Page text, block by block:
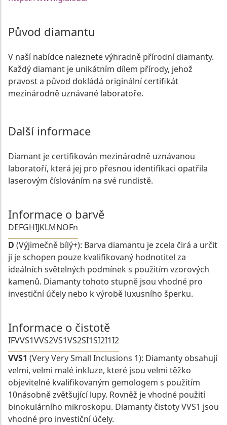
Původ diamantu
V naší nabídce naleznete výhradně přírodní diamanty.
Každý diamant je unikátním dílem přírody, jehož
pravost a původ dokládá originální certifikát
mezinárodně uznávané laboratoře.
Další informace
Diamant je certifikován mezinárodně uznávanou
laboratoří, která jej pro přesnou identifikaci opatřila
laserovým číslováním na své rundistě.
Informace o barvě
DEFGHIJKLMNOFn
D (Výjimečně bílý+): Barva diamantu je zcela čirá a určit
ji je schopen pouze kvalifikovaný hodnotitel za
ideálních světelných podmínek s použitím vzorových
kamenů. Diamanty tohoto stupně jsou vhodné pro
investiční účely nebo k výrobě luxusního šperku.
Informace o čistotě
IFVVS1VVS2VS1VS2SI1SI2I1I2
VVS1 (Very Very Small Inclusions 1): Diamanty obsahují
velmi, velmi malé inkluze, které jsou velmi těžko
objevitelné kvalifikovaným gemologem s použitím
10násobně zvětšující lupy. Rovněž je vhodné použití
binokulárního mikroskopu. Diamanty čistoty VVS1 jsou
vhodné pro investiční účely.